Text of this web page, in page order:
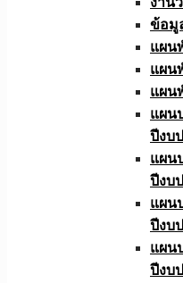
ข้อมู
แผน
แผน
แผน
แผน
ปีงบ
แผน
ปีงบ
แผน
ปีงบ
แผน
ปีงบ